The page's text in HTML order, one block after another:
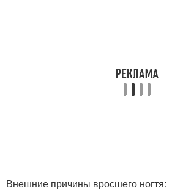
Внешние причины вросшего ногтя: